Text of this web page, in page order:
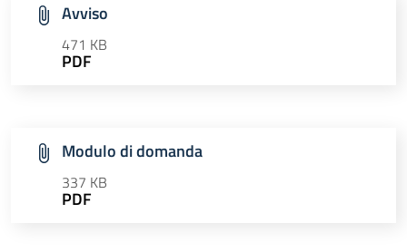
Avviso
471 KB
PDF
Modulo di domanda
337 KB
PDF